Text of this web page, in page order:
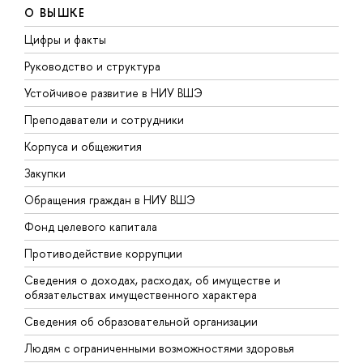
О ВЫШКЕ
Цифры и факты
Руководство и структура
Устойчивое развитие в НИУ ВШЭ
Преподаватели и сотрудники
Корпуса и общежития
Закупки
Обращения граждан в НИУ ВШЭ
Фонд целевого капитала
Противодействие коррупции
Сведения о доходах, расходах, об имуществе и
обязательствах имущественного характера
Сведения об образовательной организации
Людям с ограниченными возможностями здоровья